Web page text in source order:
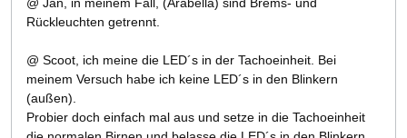
@ Jan, in meinem Fall, (Arabella) sind Brems- und
Rückleuchten getrennt.
@ Scoot, ich meine die LED´s in der Tachoeinheit. Bei
meinem Versuch habe ich keine LED´s in den Blinkern
(außen).
Probier doch einfach mal aus und setze in die Tachoeinheit